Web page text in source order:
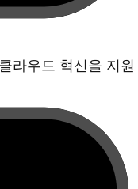
라우드 혁신을 지원